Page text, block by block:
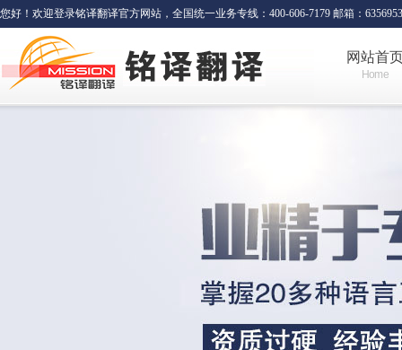
您好！欢迎登录铭译翻译官方网站，全国统一业务专线：400-606-7179 邮箱：
网站首
Home